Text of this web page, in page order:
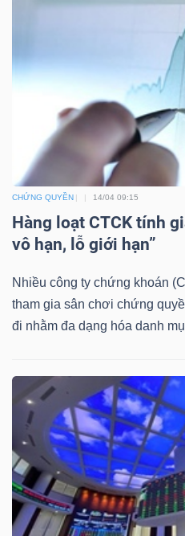
CHỨNG QUYỀN 14/04 09:15
Hàng loạt CTCK tính
vô hạn, lỗ giới hạn”
Nhiều công ty chứng khoán
tham gia sân chơi chứng
đi nhằm đa dạng hóa danh
ĐỘNG
SẢN
chứng
khoán
Tất cả Cổ phiếu Chỉ
đạo
(-)
Tất cả Người nội bộ
Tin
tức
(-)